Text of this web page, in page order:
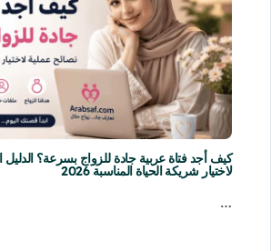
كيف أجد فتاة عربية جادة للزواج بسرعة؟
لاختيار شريكة الحياة المناسبة 2026
…